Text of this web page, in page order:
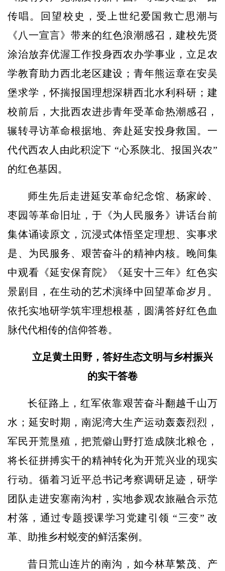
传唱。回望校史，受上世纪爱国救亡思潮与
《八一宣言》带来的红色浪潮感召，建校先贤
涂治放弃优渥工作投身西农办学事业，立足农
学教育助力西北老区建设；青年熊运章在安吴
堡求学，怀揣报国理想深耕西北水利科研；建
校前后，大批西农进步青年受革命热潮感召，
辗转寻访革命根据地、奔赴延安投身救国。一
代代西农人由此积淀下 “心系陕北、报国兴农”
的红色基因。
师生先后走进延安革命纪念馆、杨家岭、
枣园等革命旧址，于《为人民服务》讲话台前
集体诵读原文，沉浸式体悟坚定理想、实事求
是、为民服务、艰苦奋斗的精神内核。晚间集
中观看《延安保育院》《延安十三年》红色实
景剧目，在生动的艺术演绎中回望革命岁月。
依托实地研学筑牢理想根基，圆满答好红色血
脉代代相传的信仰答卷。
立足黄土田野，答好生态文明与乡村振兴
的实干答卷
长征路上，红军依靠艰苦奋斗翻越千山万
水；延安时期，南泥湾大生产运动轰轰烈烈，
军民开荒垦殖，把荒僻山野打造成陕北粮仓，
将长征拼搏实干的精神转化为开荒兴业的现实
行动。循着习近平总书记考察调研足迹，研学
团队走进安塞南沟村，实地参观农旅融合示范
村落，通过专题授课学习党建引领 “三变” 改
革、助推乡村蜕变的鲜活案例。
昔日荒山连片的南沟，如今林草繁茂、产